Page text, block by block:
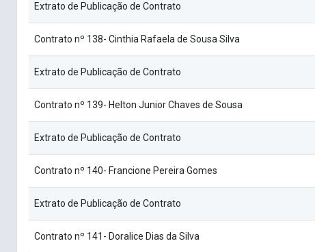
Extrato de Publicação de Contrato
Contrato nº 138- Cinthia Rafaela de Sousa Silva
Extrato de Publicação de Contrato
Contrato nº 139- Helton Junior Chaves de Sousa
Extrato de Publicação de Contrato
Contrato nº 140- Francione Pereira Gomes
Extrato de Publicação de Contrato
Contrato nº 141- Doralice Dias da Silva